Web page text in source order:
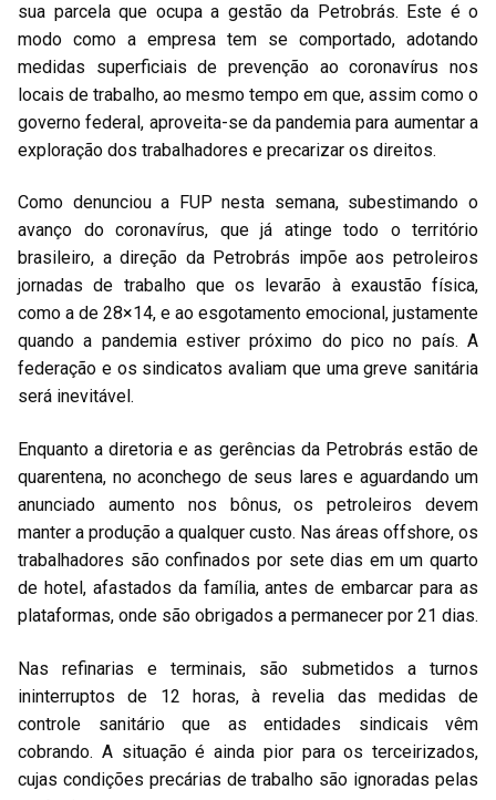
sua parcela que ocupa a gestão da Petrobrás. Este é o
modo como a empresa tem se comportado, adotando
medidas superficiais de prevenção ao coronavírus nos
locais de trabalho, ao mesmo tempo em que, assim como o
governo federal, aproveita-se da pandemia para aumentar a
exploração dos trabalhadores e precarizar os direitos.
Como denunciou a FUP nesta semana, subestimando o
avanço do coronavírus, que já atinge todo o território
brasileiro, a direção da Petrobrás impõe aos petroleiros
jornadas de trabalho que os levarão à exaustão física,
como a de 28×14, e ao esgotamento emocional, justamente
quando a pandemia estiver próximo do pico no país. A
federação e os sindicatos avaliam que uma greve sanitária
será inevitável.
Enquanto a diretoria e as gerências da Petrobrás estão de
quarentena, no aconchego de seus lares e aguardando um
anunciado aumento nos bônus, os petroleiros devem
manter a produção a qualquer custo. Nas áreas offshore, os
trabalhadores são confinados por sete dias em um quarto
de hotel, afastados da família, antes de embarcar para as
plataformas, onde são obrigados a permanecer por 21 dias.
Nas refinarias e terminais, são submetidos a turnos
ininterruptos de 12 horas, à revelia das medidas de
controle sanitário que as entidades sindicais vêm
cobrando. A situação é ainda pior para os terceirizados,
cujas condições precárias de trabalho são ignoradas pelas